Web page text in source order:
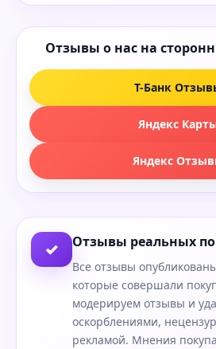
Отзывы о нас на
Т-Банк
Яндекс
Яндекс
✓ Отзывы реальных
Все отзывы
которые совершали
модерируем отзывы и
оскорблениями,
рекламой. Мнения